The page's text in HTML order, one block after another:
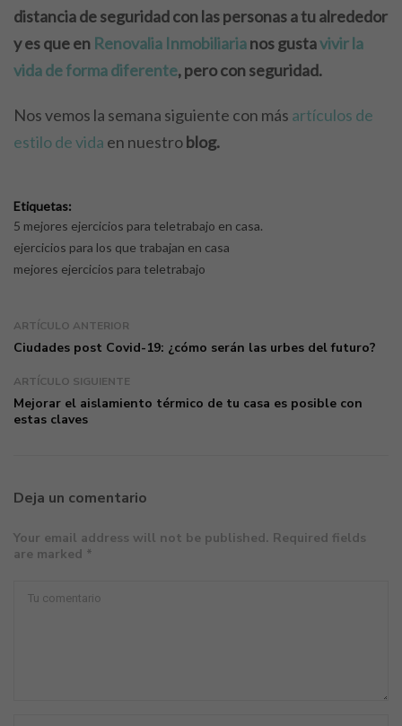
distancia de seguridad con las personas a tu alrededor
y es que en Renovalia Inmobiliarianos gustavivir la
vida de forma diferente, pero con seguridad.
Nos vemos la semana siguiente con más artículos de
estilo de vida en nuestroblog.
Etiquetas:
5 mejores ejercicios para teletrabajo en casa.
ejercicios para los que trabajan en casa
mejores ejercicios para teletrabajo
ARTÍCULO ANTERIOR
Ciudades post Covid-19: ¿cómo serán las urbes del futuro?
ARTÍCULO SIGUIENTE
Mejorar el aislamiento térmico de tu casa es posible con
estas claves
Deja un comentario
Your email address will not be published. Required fields
are marked *